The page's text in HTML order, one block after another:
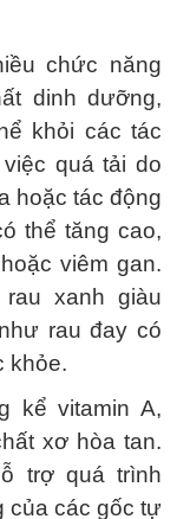
chức năng
dinh dưỡng,
khỏi các tác
quá tải do
hoặc tác động
thể tăng cao,
viêm gan.
xanh giàu
rau đay có
khỏe.
kể vitamin A,
xơ hòa tan.
trợ quá trình
của các gốc tự